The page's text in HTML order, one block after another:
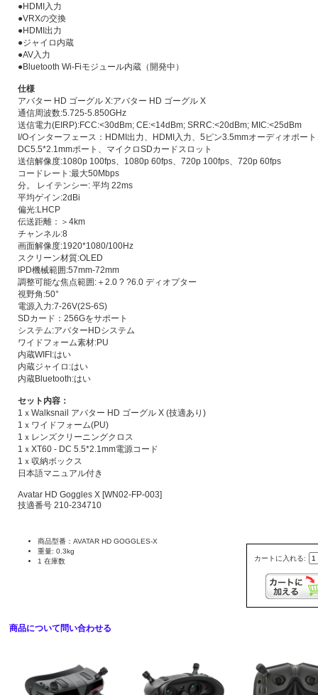
●HDMI入力
●VRXの交換
●HDMI出力
●ジャイロ内蔵
●AV入力
●Bluetooth Wi-Fiモジュール内蔵（開発中）
仕様
アバター HD ゴーグル X:アバター HD ゴーグル X
通信周波数:5.725-5.850GHz
送信電力(EIRP):FCC:<30dBm; CE:<14dBm; SRRC:<20dBm; MIC:<25dBm
I/Oインターフェース：HDMI出力、HDMI入力、5ピン3.5mmオーディオポー
DC5.5*2.1mmポート、マイクロSDカードスロット
送信解像度:1080p 100fps、1080p 60fps、720p 100fps、720p 60fps
コードレート:最大50Mbps
分。 レイテンシー: 平均 22ms
平均ゲイン:2dBi
偏光:LHCP
伝送距離：＞4km
チャンネル:8
画面解像度:1920*1080/100Hz
スクリーン材質:OLED
IPD機械範囲:57mm-72mm
調整可能な焦点範囲:＋2.0 ? ?6.0 ディオプター
視野角:50°
電源入力:7-26V(2S-6S)
SDカード：256Gをサポート
システム:アバターHDシステム
ワイドフォーム素材:PU
内蔵WIFI:はい
内蔵ジャイロ:はい
内蔵Bluetooth:はい
セット内容：
1ｘWalksnail アバター HD ゴーグル X (技適あり)
1ｘワイドフォーム(PU)
1ｘレンズクリーニングクロス
1ｘXT60 - DC 5.5*2.1mm電源コード
1ｘ収納ボックス
日本語マニュアル付き
Avatar HD Goggles X [WN02-FP-003]
技適番号 210-234710
カートに入れる:
商品型番：AVATAR HD GOGGLES-X
重量: 0.3kg
1 在庫数
商品について問い合わせる